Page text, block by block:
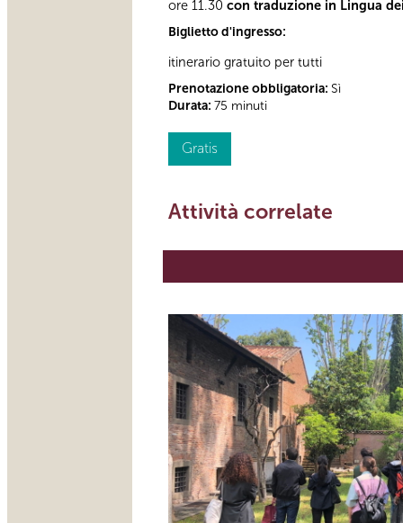
ore 11.30 con traduzione in Lingua
Biglietto d'ingresso:
itinerario gratuito per tutti
Prenotazione obbligatoria: Sì
Durata: 75 minuti
Gratis
Attività correlate